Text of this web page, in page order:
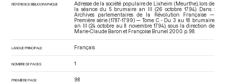
RÉFÉRENCE BIBLIOGRAPHIQUE
Adresse de la société populaire de Lixheim (Meurthe), lors de
la séance du 5 brumaire an III (26 octobre 1794). Dans :
Archives parlementaires de la Révolution Française —
Première série (1787-1799) — Tome C - Du 3 au 18 brumaire
an III (24 octobre au 8 novembre 1794) , sous la direction de
Marie-Claude Baron et Françoise Brunel. 2000. p. 98.
LANGUE PRINCIPALE Français
NOMBRE DE PAGES 1
PREMIÈRE PAGE 98